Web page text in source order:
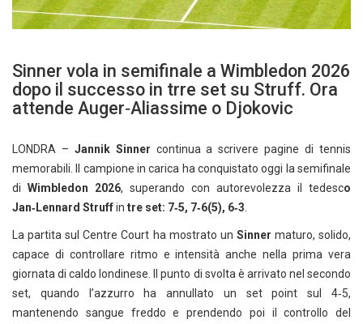
Sinner vola in semifinale a Wimbledon 2026
dopo il successo in trre set su Struff. Ora
attende Auger‑Aliassime o Djokovic
LONDRA – Jannik Sinner continua a scrivere pagine di tennis
memorabili. Il campione in carica ha conquistato oggi la semifinale
di Wimbledon 2026, superando con autorevolezza il tedesco
Jan‑Lennard Struffin tre set: 7‑5, 7‑6(5), 6‑3
La partita sul Centre Court ha mostrato un Sinner maturo, solido,
capace di controllare ritmo e intensità anche nella prima vera
giornata di caldo londinese. Il punto di svolta è arrivato nel secondo
set, quando l’azzurro ha annullato un set point sul 4‑5,
mantenendo sangue freddo e prendendo poi il controllo del